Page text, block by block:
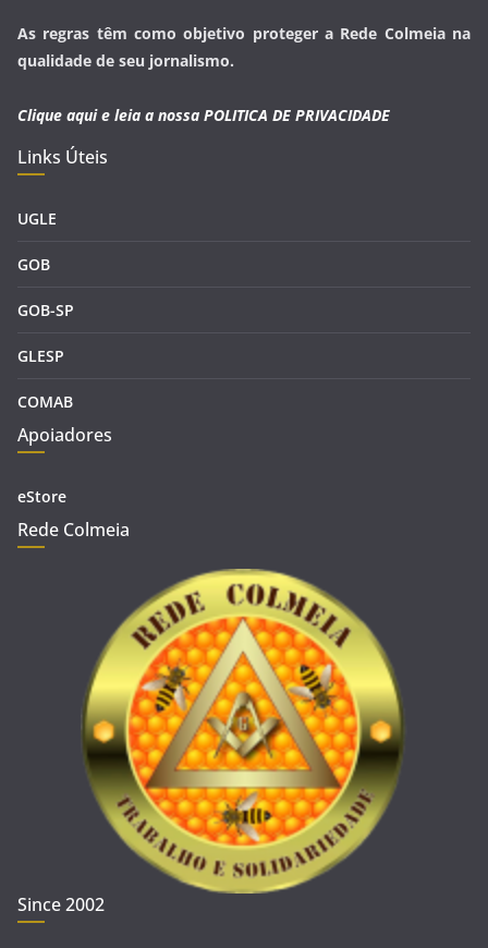
As regras têm como objetivo proteger a Rede Colmeia na
qualidade de seu jornalismo.
Clique aqui e leia a nossa POLITICA DE PRIVACIDADE
Links Úteis
UGLE
GOB
GOB-SP
GLESP
COMAB
Apoiadores
eStore
Rede Colmeia
Since 2002